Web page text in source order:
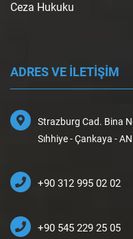
Ceza Hukuku
ADRES VE İLETİŞİM
Strazburg Cad. Bina
Sıhhiye - Çankaya -
+90 312 995 02 02
+90 545 229 25 05